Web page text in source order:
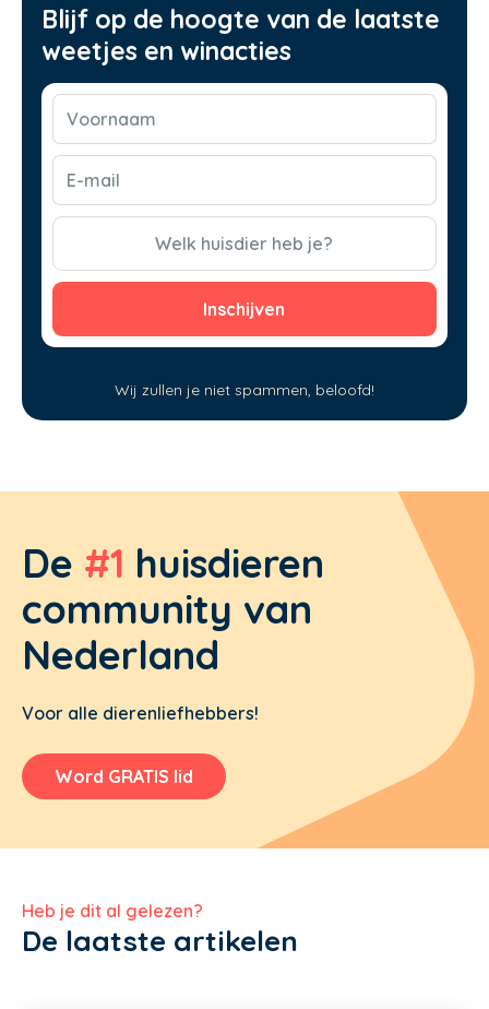
Blijf op de hoogte van de laatste
weetjes en winacties
(Vereist)
Welk huisdier heb je?
Wij zullen je niet spammen, beloofd!
De #1 huisdieren
community van
Nederland
Voor alle dierenliefhebbers!
Word GRATIS lid
Heb je dit al gelezen?
De laatste artikelen